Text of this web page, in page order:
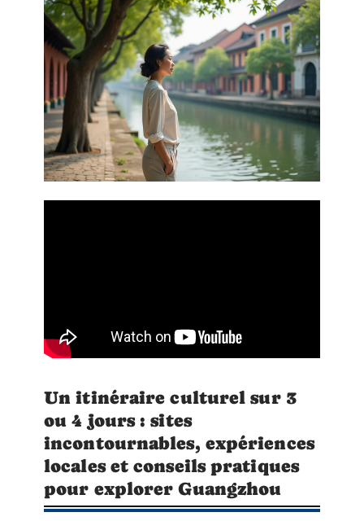
Un itinéraire culturel sur 3
ou 4 jours : sites
incontournables, expériences
locales et conseils pratiques
pour explorer Guangzhou